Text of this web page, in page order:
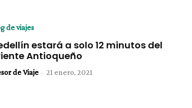
de viajes
estará a solo 12 minutos del
Antioqueño
de Viaje - 21 enero, 2021